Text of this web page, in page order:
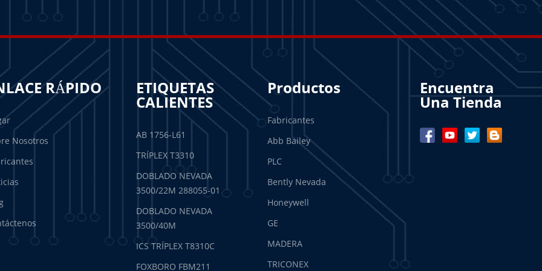
RÁPIDO
Nosotros
ETIQUETAS
CALIENTES
AB 1756-L61
TRÍPLEX T3310
DOBLADO NEVADA
3500/22M 288055-01
DOBLADO NEVADA
3500/40M
ICS TRÍPLEX T8310C
FOXBORO FBM211
Productos
Fabricantes
Abb Bailey
PLC
Bently Nevada
Honeywell
GE
MADERA
TRICONEX
Encuentra
Una Tienda